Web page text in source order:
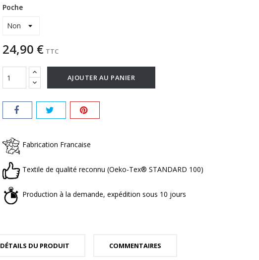
Poche
24,90 € TTC
AJOUTER AU PANIER
Fabrication Francaise
Textile de qualité reconnu (Oeko-Tex® STANDARD 100)
Production à la demande, expédition sous 10 jours
DÉTAILS DU PRODUIT COMMENTAIRES